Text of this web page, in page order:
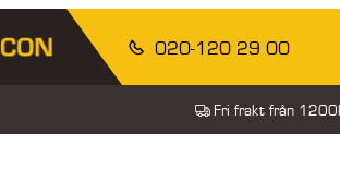
020-120 29 00
Fri frakt från